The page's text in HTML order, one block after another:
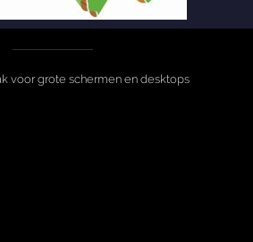
voor grote schermen en desktops